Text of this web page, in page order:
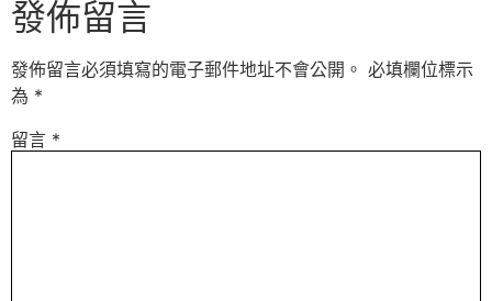
發佈留言
發佈留言必須填寫的電子郵件地址不會公開。 必填欄位標示
為 *
留言 *